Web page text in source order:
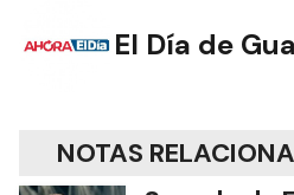
El Día de
NOTAS